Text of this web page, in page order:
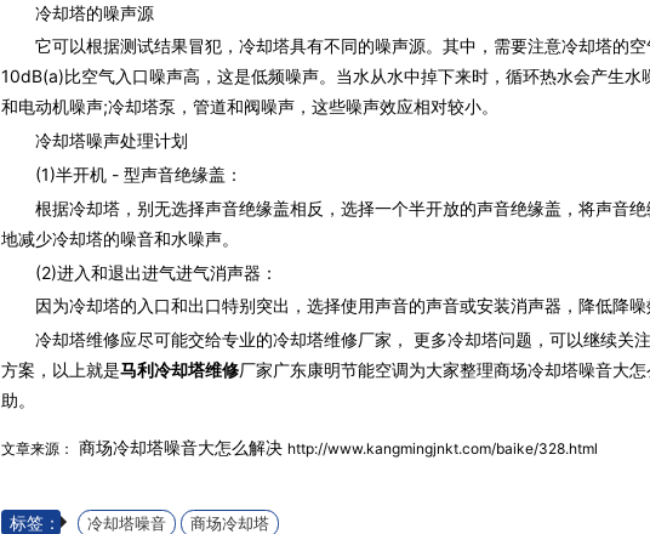
冷却塔的噪声源
它可以根据测试结果冒犯，冷却塔具有不同的噪声源。其中，需要注意冷却塔的空
10dB(a)比空气入口噪声高，这是低频噪声。当水从水中掉下来时，循环热水会产生
和电动机噪声;冷却塔泵，管道和阀噪声，这些噪声效应相对较小。
冷却塔噪声处理计划
(1)半开机 - 型声音绝缘盖：
根据冷却塔，别无选择声音绝缘盖相反，选择一个半开放的声音绝缘盖，将声音绝
地减少冷却塔的噪音和水噪声。
(2)进入和退出进气进气消声器：
因为冷却塔的入口和出口特别突出，选择使用声音的声音或安装消声器，降低降噪
冷却塔维修应尽可能交给专业的冷却塔维修厂家， 更多冷却塔问题，可以继续关
方案，以上就是马利冷却塔维修厂家广东康明节能空调为大家整理商场冷却塔噪音大
助。
文章来源： 商场冷却塔噪音大怎么解决 http://www.kangmingjnkt.com/baike/328.html
标签： 冷却塔噪音 商场冷却塔